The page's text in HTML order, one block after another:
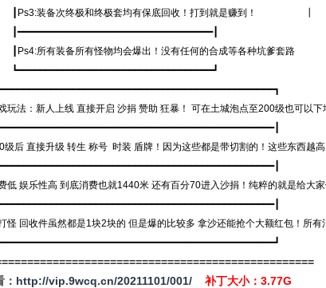
次终极和终极套均有保底回收！打到就是赚到！ ┃
备所有怪物均会爆出！没有任何的合成等各种坑爹套路
人上线 直接开启 沙捐 赞助 狂暴！ 可在土城泡点至200级也可以下
接升级 转生 称号 时装 盾牌！因为这些都是带切割的！这些东西
性高 到底消费也就1440米 还有百分70进入沙捐！纯粹的就是
件虽然都是1块2块的 但是爆的比较多 拿沙还能抢个大额红包！
http://vip.9wcq.cn/20211101/001/ 补丁大小：3.77G